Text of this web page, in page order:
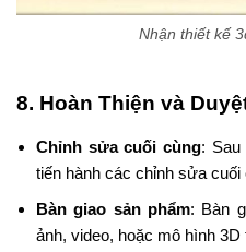
Nhận thiết kế
8. Hoàn Thiện và
Chỉnh sửa cuối cùng: Sau
tiến hành các chỉnh sửa cuối
Bàn giao sản phẩm: Bàn
ảnh, video, hoặc mô hình 3D